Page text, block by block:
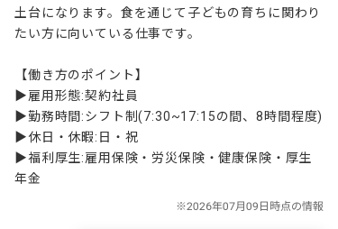
土台になります。食を通じて子どもの育ちに関わり
たい方に向いている仕事です。
【働き方のポイント】
▶雇用形態:契約社員
▶勤務時間:シフト制(7:30~17:15の間、8時間程度)
▶休日・休暇:日・祝
▶福利厚生:雇用保険・労災保険・健康保険・厚生
年金